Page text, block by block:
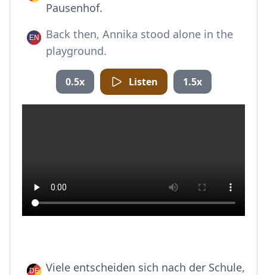
Pausenhof.
Back then, Annika stood alone in the
playground.
0.5x Listen 1.5x
Viele entscheiden sich nach der Schule,